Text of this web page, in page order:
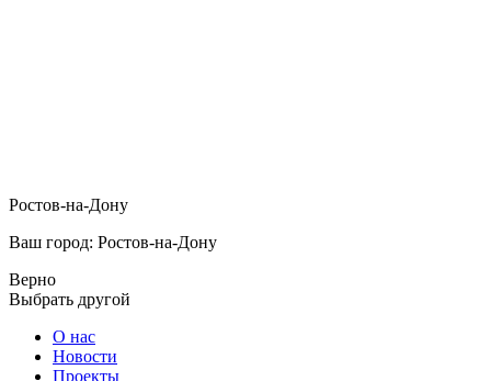
Ростов-на-Дону
Ваш город: Ростов-на-Дону
Верно
Выбрать другой
О нас
Новости
Проекты